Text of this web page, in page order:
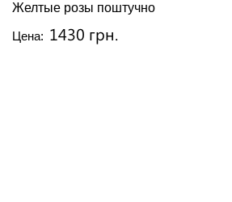
Желтые розы поштучно
Цена: 1430 грн.